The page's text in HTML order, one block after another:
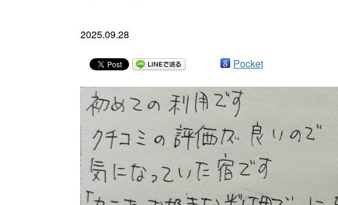
2025.09.28
Pocket